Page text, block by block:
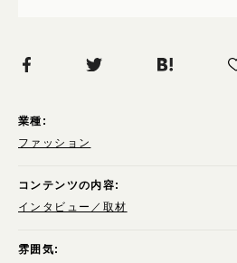
業種:
ファッション
コンテンツの内容:
インタビュー／取材
雰囲気: